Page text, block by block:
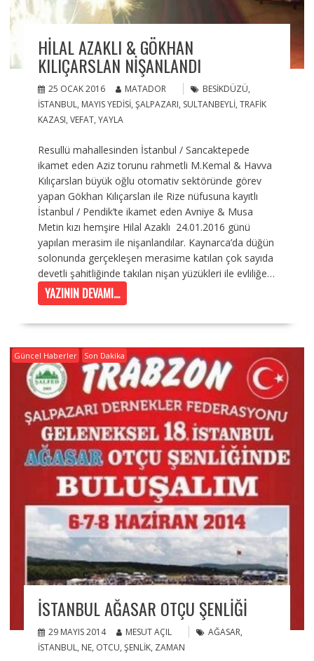
HILAL AZAKLI & GÖKHAN
KILIÇARSLAN NIŞANLANDI
25 OCAK 2016 MATADOR BESIKDÜZÜ,
İSTANBUL, MAYIS YEDISI, ŞALPAZARI, SULTANBEYLI, TRAFIK
KAZASI, VEFAT, YAYLA
Resullü mahallesinden İstanbul / Sancaktepede
ikamet eden Aziz torunu rahmetli M.Kemal & Havva
Kılıçarslan büyük oğlu otomativ sektöründe görev
yapan Gökhan Kılıçarslan ile Rize nüfusuna kayıtlı
İstanbul / Pendik’te ikamet eden Avniye & Musa
Metin kızı hemşire Hilal Azaklı 24.01.2016 günü
yapılan merasim ile nişanlandılar. Kaynarca’da düğün
solonunda gerçekleşen merasime katılan çok sayıda
devetli şahitliğinde takılan nişan yüzükleri ile evliliğe…
YAZININ DEVAMI...
Güncel Haberler Son Dakika
İSTANBUL AĞASAR OTÇU ŞENLIĞI
29 MAYIS 2014 MESUT AÇIL AĞASAR,
İSTANBUL, NE, OTCU, ŞENLIK, ZAMAN